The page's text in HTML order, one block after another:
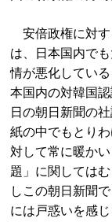
安倍政権に対す
は、日本国内で
情が悪化してい
本国内の対韓国
日の朝日新聞の
紙の中でもとり
対して常に暖か
題」に関しては
しこの朝日新聞
には戸惑いを感